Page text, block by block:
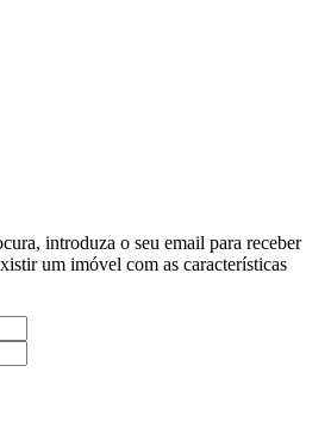
introduza o seu email para receber
um imóvel com as características